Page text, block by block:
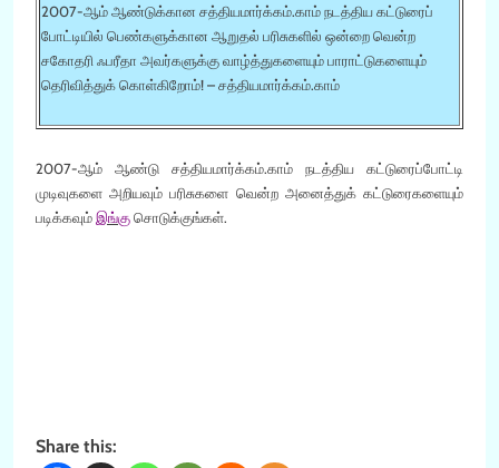
2007-ஆம் ஆண்டுக்கான சத்தியமார்க்கம்.காம் நடத்திய கட்டுரைப்
போட்டியில் பெண்களுக்கான ஆறுதல் பரிசுகளில் ஒன்றை வென்ற
சகோதரி ஃபரீதா அவர்களுக்கு வாழ்த்துகளையும் பாராட்டுகளையும்
தெரிவித்துக் கொள்கிறோம்! – சத்தியமார்க்கம்.காம்
2007-ஆம் ஆண்டு சத்தியமார்க்கம்.காம் நடத்திய கட்டுரைப்போட்டி
முடிவுகளை அறியவும் பரிசுகளை வென்ற அனைத்துக் கட்டுரைகளையும்
படிக்கவும்இங்குசொடுக்குங்கள்.
Share this: